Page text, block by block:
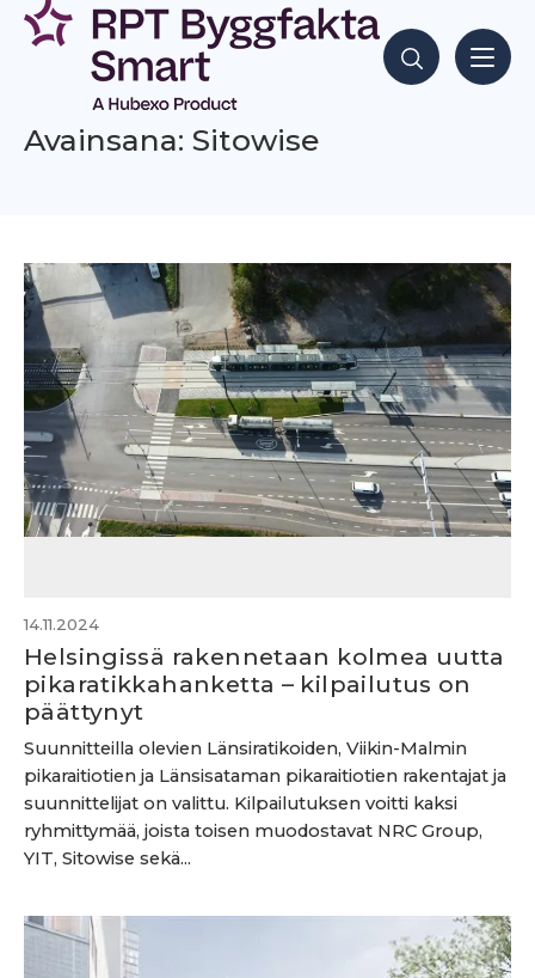
Siirry
sisältöön
Hae sisältöjä
Avainsana: Sitowise
14.11.2024
Helsingissä rakennetaan kolmea uutta
pikaratikkahanketta – kilpailutus on
päättynyt
Suunnitteilla olevien Länsiratikoiden, Viikin-Malmin
pikaraitiotien ja Länsisataman pikaraitiotien rakentajat ja
suunnittelijat on valittu. Kilpailutuksen voitti kaksi
ryhmittymää, joista toisen muodostavat NRC Group,
YIT, Sitowise sekä...